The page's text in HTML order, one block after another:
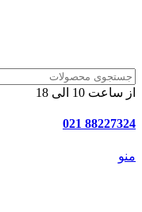
از ساعت 10 الی 18
88227324 021
منو